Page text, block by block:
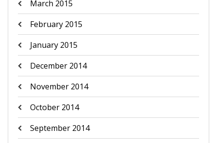
March 2015
February 2015
January 2015
December 2014
November 2014
October 2014
September 2014